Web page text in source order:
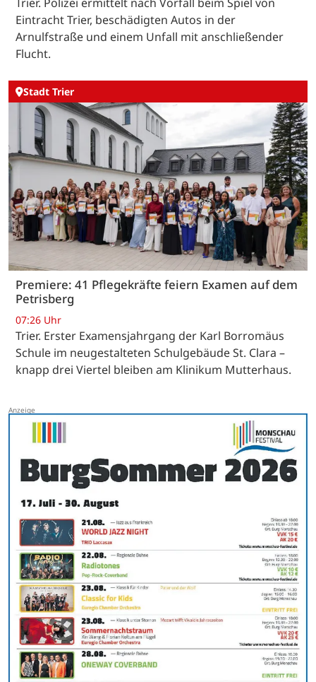
Eintracht Trier, beschädigten Autos in der
Arnulfstraße und einem Unfall mit anschließender
Flucht.
Stadt Trier
Premiere: 41 Pflegekräfte feiern Examen auf dem
Petrisberg
07:26 Uhr
Trier. Erster Examensjahrgang der Karl Borromäus
Schule im neugestalteten Schulgebäude St. Clara –
knapp drei Viertel bleiben am Klinikum Mutterhaus.